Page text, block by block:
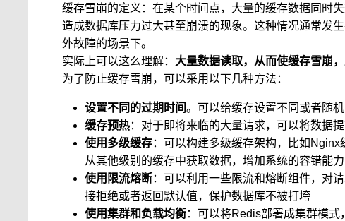
缓存雪崩的定义：在某个时间点，大量的缓存数据同时
造成数据库压力过大甚至崩溃的现象。这种情况通常发
外故障的场景下。
实际上可以这么理解： 大量数据读取，从而使缓存雪崩
为了防止缓存雪崩，可以采用以下几种方法：
设置不同的过期时间。可以给缓存设置不同或者随
缓存预热：对于即将来临的大量请求，可以将数据
使用多级缓存：可以构建多级缓存架构，比如
从其他级别的缓存中获取数据，增加系统的容错能力
使用限流熔断：可以利用一些限流和熔断组件，对
接拒绝或者返回默认值，保护数据库不被打垮
使用集群和负载均衡：可以将Redis部署成集群模